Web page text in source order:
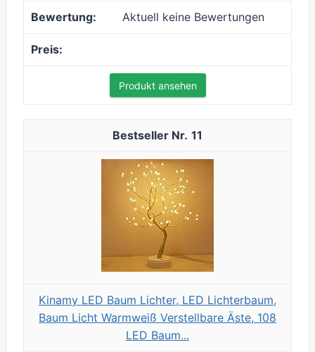
Aktuell keine Bewertungen
Produkt ansehen
11
Kinamy LED Baum Lichter, LED Lichterbaum,
Baum Licht Warmweiß Verstellbare Äste, 108
LED Baum...